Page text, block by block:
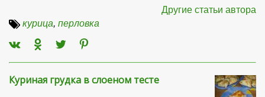
Другие статьи автора
курица, перловка
Куриная грудка в слоеном тесте